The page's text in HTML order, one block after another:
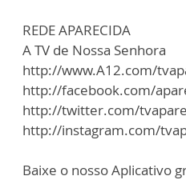
REDE APARECIDA
A TV de Nossa Senhora
http://www.A12.com/
http://facebook.com/
http://twitter.com/
http://instagram.com/
Baixe o nosso Aplicativo